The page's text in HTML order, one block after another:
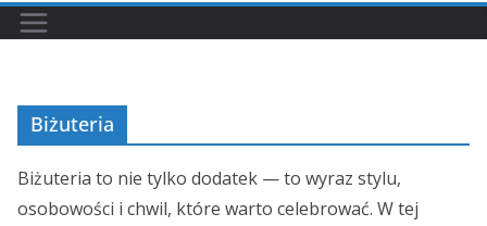
Biżuteria
Biżuteria to nie tylko dodatek — to wyraz stylu,
osobowości i chwil, które warto celebrować. W tej